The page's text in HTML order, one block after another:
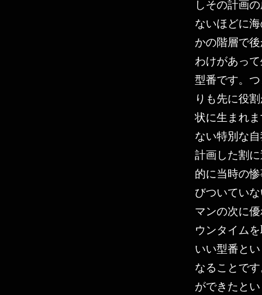
しその計画
ないほどに
かの階層で
わけがあっ
型番です。
りも先に役
状に生まれ
ない特別な
計画した割
的に当時の
びついてい
マンの次に
ウンタイム
いい型番と
なることで
ができたと